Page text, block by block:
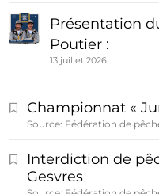
Présentation
Poutier :
13 juillet 2026
Championnat «
Source: Fédération de
Interdiction de
Gesvres